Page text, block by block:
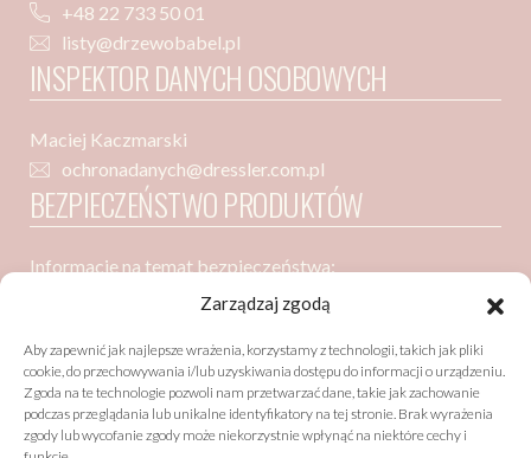
Zarządzaj zgodą
Aby zapewnić jak najlepsze wrażenia, korzystamy z technologii, takich jak pliki
cookie, do przechowywania i/lub uzyskiwania dostępu do informacji o urządzeniu.
Zgoda na te technologie pozwoli nam przetwarzać dane, takie jak zachowanie
podczas przeglądania lub unikalne identyfikatory na tej stronie. Brak wyrażenia
zgody lub wycofanie zgody może niekorzystnie wpłynąć na niektóre cechy i
+48 22 733 50 01
listy@drzewobabel.pl
INSPEKTOR DANYCH OSOBOWYCH
Maciej Kaczmarski
ochronadanych@dressler.com.pl
BEZPIECZEŃSTWO PRODUKTÓW
Informacje na temat bezpieczeństwa:
Dressler Dublin Spółka z ograniczoną odpowiedzialnością
05-850 Ożarów Mazowiecki
Bezpieczeństwo zgodne z GPSR (General Product Safety